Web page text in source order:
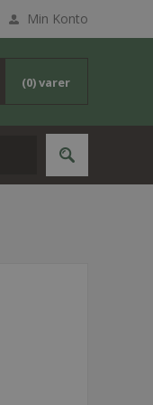
Min Konto
(0)varer